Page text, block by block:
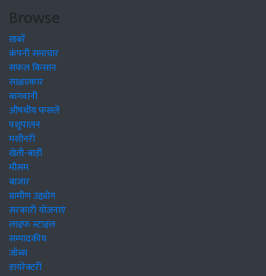
Browse
खबरें
कंपनी समाचार
सफल किसान
साक्षात्कार
बागवानी
औषधीय फसलें
पशुपालन
मशीनरी
खेती-बाड़ी
मौसम
बाजार
ग्रामीण उद्द्योग
सरकारी योजनाएं
लाइफ स्टाइल
सम्पादकीय
जॉब्स
डायरेक्टरी